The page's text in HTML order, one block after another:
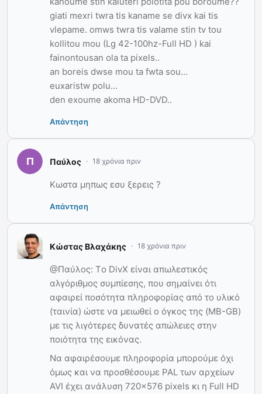
giati mexri twra tis kaname se divx kai tis
vlepame. omws twra tis valame stin tv tou
kollitou mou (Lg 42-100hz-Full HD ) kai
fainontousan ola ta pixels..
an boreis dwse mou ta fwta sou…
euxaristw polu…
den exoume akoma HD-DVD..
Απάντηση
Παύλος 18 χρόνια πριν
Κωστα μηπως εσυ ξερεις ?
Απάντηση
Κώστας Βλαχάκης 18 χρόνια πριν
@Παύλος: Tο DivX είναι απωλεστικός
αλγόριθμος συμπίεσης, που σημαίνει ότι
αφαιρεί ποσότητα πληροφορίας από το υλικό
(ταινία) ώστε να μειωθεί ο όγκος της (MB-GB)
με τις λιγότερες δυνατές απώλειες στην
ποιότητα της εικόνας.
Να αφαιρέσουμε πληροφορία μπορούμε όχι
όμως και να προσθέσουμε PAL των αρχείων
AVI έχει ανάλυση 720×576 pixels κι η Full HD